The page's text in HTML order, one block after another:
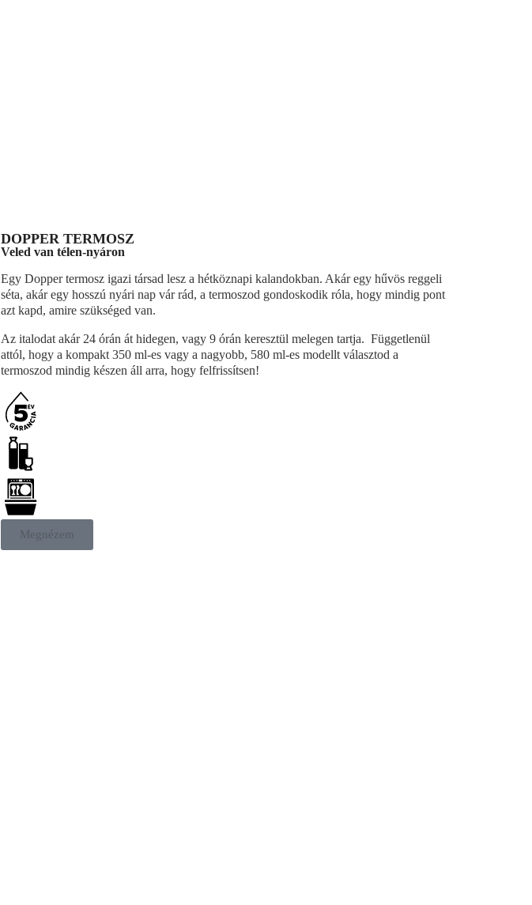
DOPPER TERMOSZ
Veled van télen-nyáron
Egy Dopper termosz igazi társad lesz a hétköznapi kalandokban. Akár egy hűvös reggeli
séta, akár egy hosszú nyári nap vár rád, a termoszod gondoskodik róla, hogy mindig pont
azt kapd, amire szükséged van.
Az italodat akár 24 órán át hidegen, vagy 9 órán keresztül melegen tartja. Függetlenül
attól, hogy a kompakt 350 ml-es vagy a nagyobb, 580 ml-es modellt választod a
termoszod mindig készen áll arra, hogy felfrissítsen!
Megnézem